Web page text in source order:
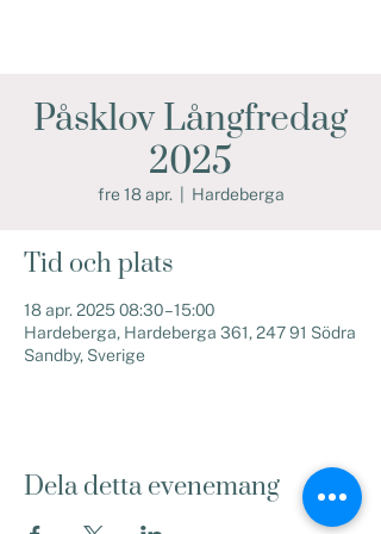
Påsklov Långfredag
2025
fre 18 apr. Hardeberga
Tid och plats
18 apr. 2025 08:30 – 15:00
Hardeberga, Hardeberga 361, 247 91 Södra
Sandby, Sverige
Dela detta evenemang